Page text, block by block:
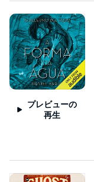
プレビューの
再生